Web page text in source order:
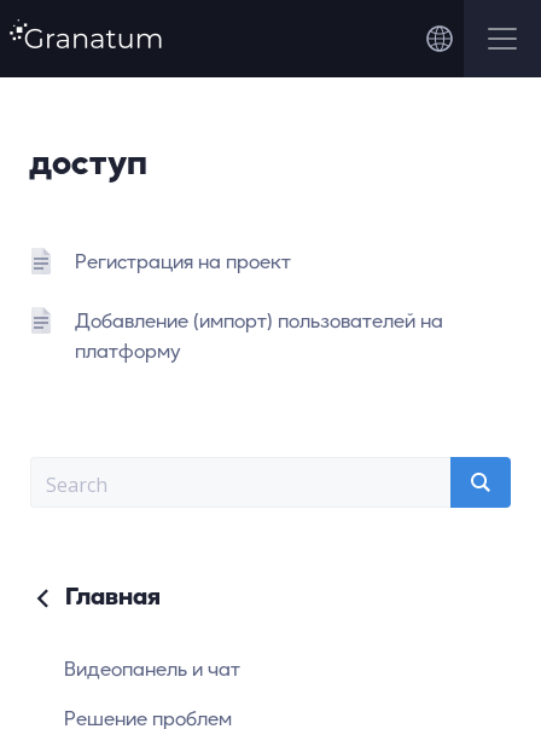
доступ
Регистрация на проект
Добавление (импорт) пользователей на
платформу
Главная
Видеопанель и чат
Решение проблем